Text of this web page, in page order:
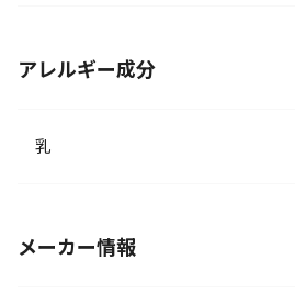
アレルギー成分
乳
メーカー情報